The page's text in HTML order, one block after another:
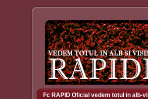
Fc RAPID Oficial vedem totul in alb-